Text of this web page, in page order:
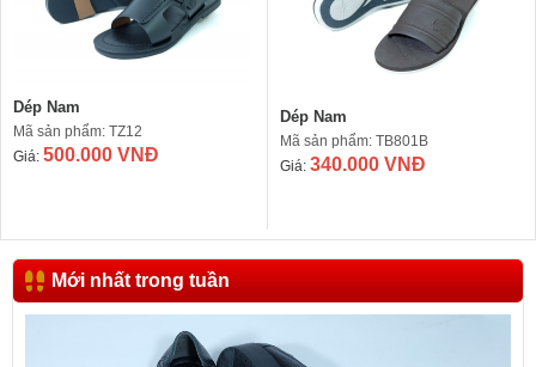
Dép Nam
Mã sản phẩm: TZ12
Giá: 500.000 VNĐ
Dép Nam
Mã sản phẩm: TB801B
Giá: 340.000 VNĐ
Mới nhất trong tuần